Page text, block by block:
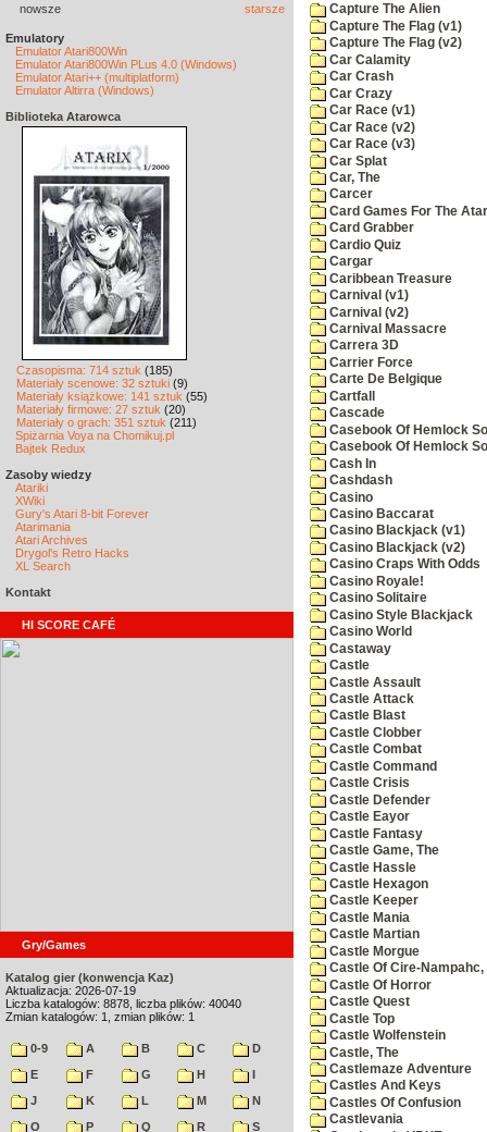
nowsze starsze
Emulatory
Emulator Atari800Win
Emulator Atari800Win PLus 4.0 (Windows)
Emulator Atari++ (multiplatform)
Emulator Altirra (Windows)
Biblioteka Atarowca
Czasopisma: 714 sztuk (185)
Materiały scenowe: 32 sztuki (9)
Materiały książkowe: 141 sztuk (55)
Materiały firmowe: 27 sztuk (20)
Materiały o grach: 351 sztuk (211)
Spiżarnia Voya na Chomikuj.pl
Bajtek Redux
Zasoby wiedzy
Atariki
XWiki
Gury's Atari 8-bit Forever
Atarimania
Atari Archives
Drygol's Retro Hacks
XL Search
Kontakt
HI SCORE CAFÉ
Gry/Games
Katalog gier (konwencja Kaz)
Aktualizacja: 2026-07-19
Liczba katalogów: 8878, liczba plików: 40040
Zmian katalogów: 1, zmian plików: 1
0-9 A B C
D
E
F G H
I
J
K L M
N
O
P Q R
S
Capture The Alien
Capture The Flag (v1)
Capture The Flag (v2)
Car Calamity
Car Crash
Car Crazy
Car Race (v1)
Car Race (v2)
Car Race (v3)
Car Splat
Car, The
Carcer
Card Games For The
Card Grabber
Cardio Quiz
Cargar
Caribbean Treasure
Carnival (v1)
Carnival (v2)
Carnival Massacre
Carrera 3D
Carrier Force
Carte De Belgique
Cartfall
Cascade
Casebook Of Hemlock
Casebook Of Hemlock
Cash In
Cashdash
Casino
Casino Baccarat
Casino Blackjack (v1)
Casino Blackjack (v2)
Casino Craps With Odds
Casino Royale!
Casino Solitaire
Casino Style Blackjack
Casino World
Castaway
Castle
Castle Assault
Castle Attack
Castle Blast
Castle Clobber
Castle Combat
Castle Command
Castle Crisis
Castle Defender
Castle Eayor
Castle Fantasy
Castle Game, The
Castle Hassle
Castle Hexagon
Castle Keeper
Castle Mania
Castle Martian
Castle Morgue
Castle Of Cire-Nampahc,
Castle Of Horror
Castle Quest
Castle Top
Castle Wolfenstein
Castle, The
Castlemaze Adventure
Castles And Keys
Castles Of Confusion
Castlevania